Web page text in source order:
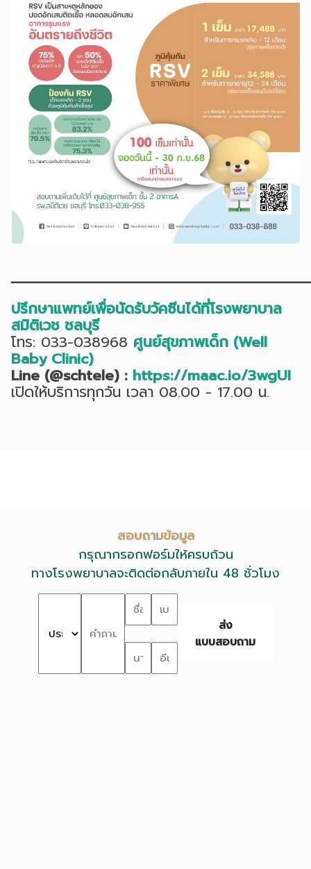
ปรึกษาแพทย์เพื่อนัดรับวัคซีนได้ที่โรงพยาบาล
สมิติเวช ชลบุรี
โทร: 033-038968 ศูนย์สุขภาพเด็ก (Well
Baby Clinic)
Line (@schtele) : https://maac.io/3wgUI
เปิดให้บริการทุกวัน เวลา 08.00 - 17.00 น.
สอบถามข้อมูล
กรุณากรอกฟอร์มให้ครบถ้วน
ทางโรงพยาบาลจะติดต่อกลับภายใน 48 ชั่วโมง
ส่ง
แบบสอบถาม